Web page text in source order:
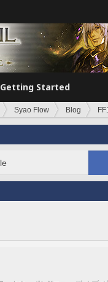
Getting Started
Syao Flow Blog